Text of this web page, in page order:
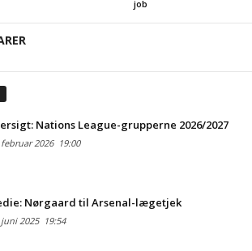
job
Nations League-grupperne 2026/2027
februar 202619:00
Nørgaard til Arsenal-lægetjek
juni 202519:54